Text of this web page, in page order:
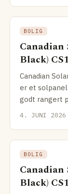
BOLIG
Black)
Canadian
er et solpanel
godt rangert
av
4. JUNI
BOLIG
Black)